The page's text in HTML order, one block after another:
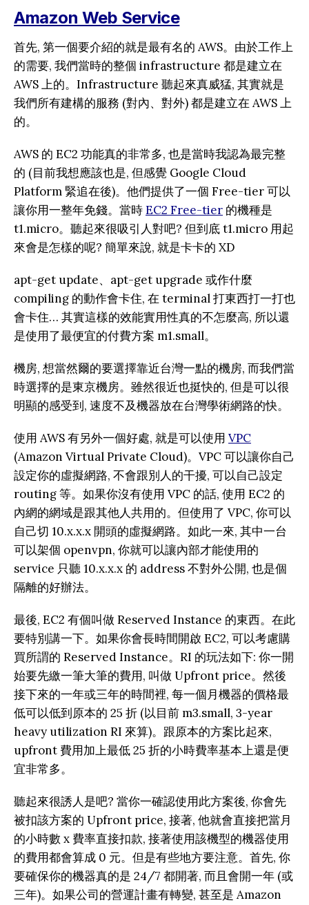
Amazon Web Service
首先, 第一個要介紹的就是最有名的 AWS。由於工作上
的需要, 我們當時的整個 infrastructure 都是建立在
AWS 上的。Infrastructure 聽起來真威猛, 其實就是
我們所有建構的服務 (對內、對外) 都是建立在 AWS 上
的。
AWS 的 EC2 功能真的非常多, 也是當時我認為最完整
的 (目前我想應該也是, 但感覺 Google Cloud
Platform 緊追在後)。他們提供了一個 Free-tier 可以
讓你用一整年免錢。當時EC2 Free-tier 的機種是
t1.micro。聽起來很吸引人對吧? 但到底 t1.micro 用起
來會是怎樣的呢? 簡單來說, 就是卡卡的 XD
apt-get update、apt-get upgrade 或作什麼
compiling 的動作會卡住, 在 terminal 打東西打一打也
會卡住… 其實這樣的效能實用性真的不怎麼高, 所以還
是使用了最便宜的付費方案 m1.small。
機房, 想當然爾的要選擇靠近台灣一點的機房, 而我們當
時選擇的是東京機房。雖然很近也挺快的, 但是可以很
明顯的感受到, 速度不及機器放在台灣學術網路的快。
使用 AWS 有另外一個好處, 就是可以使用 VPC
(Amazon Virtual Private Cloud)。VPC 可以讓你自己
設定你的虛擬網路, 不會跟別人的干擾, 可以自己設定
routing 等。如果你沒有使用 VPC 的話, 使用 EC2 的
內網的網域是跟其他人共用的。但使用了 VPC, 你可以
自己切 10.x.x.x 開頭的虛擬網路。如此一來, 其中一台
可以架個 openvpn, 你就可以讓內部才能使用的
service 只聽 10.x.x.x 的 address 不對外公開, 也是個
隔離的好辦法。
最後, EC2 有個叫做 Reserved Instance 的東西。在此
要特別講一下。如果你會長時間開啟 EC2, 可以考慮購
買所謂的 Reserved Instance。RI 的玩法如下: 你一開
始要先繳一筆大筆的費用, 叫做 Upfront price。然後
接下來的一年或三年的時間裡, 每一個月機器的價格最
低可以低到原本的 25 折 (以目前 m3.small, 3-year
heavy utilization RI 來算)。跟原本的方案比起來,
upfront 費用加上最低 25 折的小時費率基本上還是便
宜非常多。
聽起來很誘人是吧? 當你一確認使用此方案後, 你會先
被扣該方案的 Upfront price, 接著, 他就會直接把當月
的小時數 x 費率直接扣款, 接著使用該機型的機器使用
的費用都會算成 0 元。但是有些地方要注意。首先, 你
要確保你的機器真的是 24/7 都開著, 而且會開一年 (或
三年)。如果公司的營運計畫有轉變, 甚至是 Amazon